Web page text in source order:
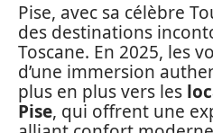
Pise, avec sa célèbre
des destinations
Toscane. En 2025, les
d’une immersion
plus en plus vers les
Pise, qui offrent une